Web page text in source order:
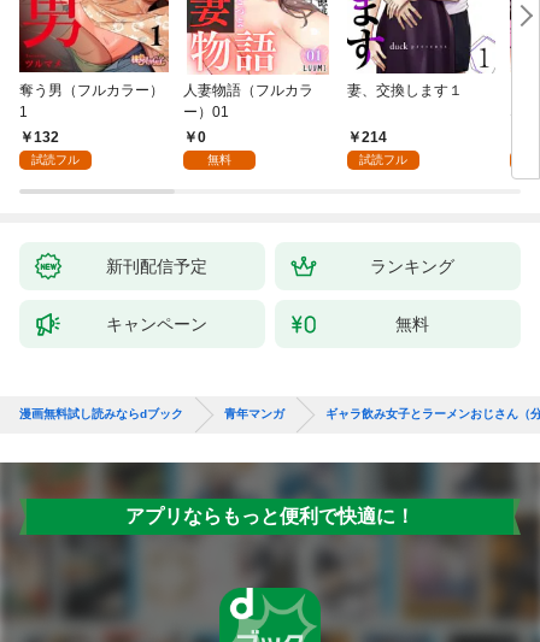
奪う男（フルカラー）
1
132
試読フル
人妻物語（フルカラ
ー）01
0
無料
妻、交換します１
214
試読フル
な
新刊配信予定 ランキング
キャンペーン 無料
漫画無料試し読みならdブック 青年マンガ ギャラ飲み女子とラーメンおじさん（
アプリならもっと便利で快適に！